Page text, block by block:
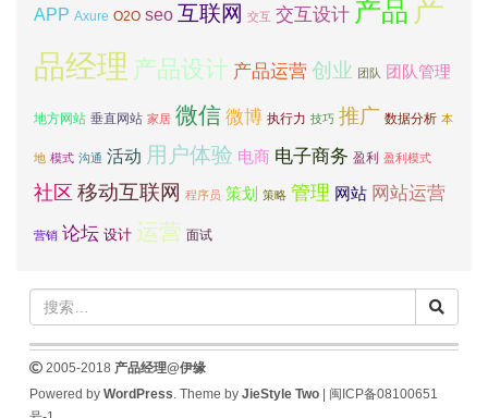
APP Axure O2O seo 互联网 交互 交互设计 产品 产
品经理 产品设计 产品运营 创业 团队 团队管理
地方网站 垂直网站 家居 微信 微博 执行力 技巧 推广 数据分析 本
地 模式 沟通 活动 用户体验 电商 电子商务 盈利 盈利模式
社区 移动互联网 程序员 策划 策略 管理 网站 网站运营
营销 论坛 设计 运营 面试
2005-2018 产品经理@伊缘
Powered by WordPress . Theme by JieStyle Two| 闽ICP备08100651